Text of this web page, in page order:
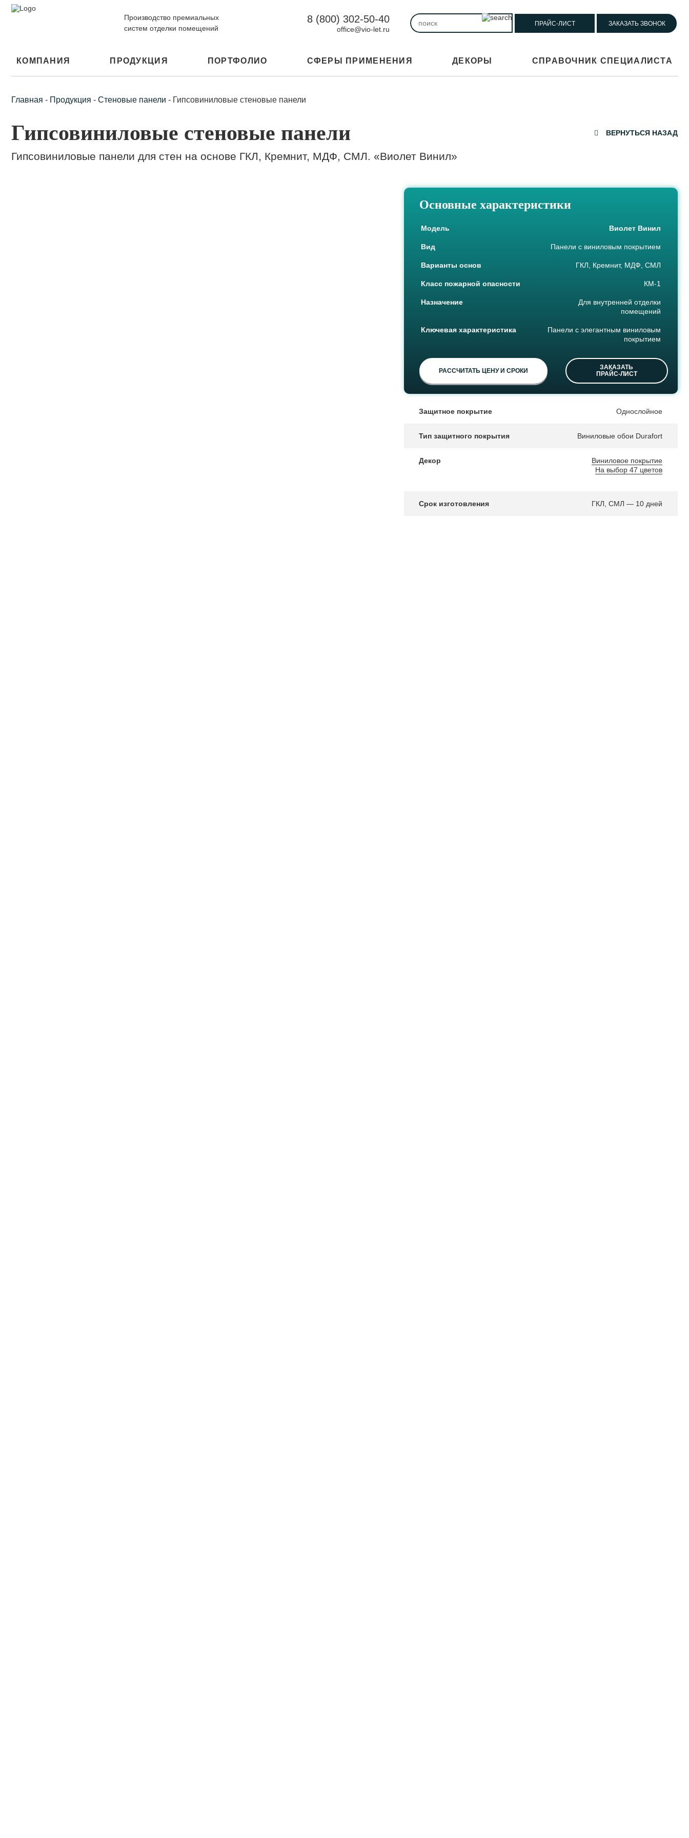
Производство премиальных
систем отделки помещений
8 (800) 302-50-40
office@vio-let.ru
ПРАЙС-ЛИСТ ЗАКАЗАТЬ ЗВОНОК
КОМПАНИЯ ПРОДУКЦИЯ ПОРТФОЛИО СФЕРЫ ПРИМЕНЕНИЯ ДЕКОРЫ СПРАВОЧНИК СПЕЦИАЛИСТА
Главная - Продукция - Стеновые панели - Гипсовиниловые стеновые панели
Гипсовиниловые стеновые панели ВЕРНУТЬСЯ НАЗАД
Гипсовиниловые панели для стен на основе ГКЛ, Кремнит, МДФ, СМЛ. «Виолет Винил»
Основные характеристики
Модель Виолет Винил
Вид Панели с виниловым покрытием
Варианты основ ГКЛ, Кремнит, МДФ, СМЛ
Класс пожарной опасности КМ-1
Назначение
Для внутренней отделки
помещений
Ключевая характеристика
Панели с элегантным виниловым
покрытием
РАССЧИТАТЬ ЦЕНУ И СРОКИ
ЗАКАЗАТЬ
ПРАЙС-ЛИСТ
Защитное покрытие Однослойное
Тип защитного покрытия Виниловые обои Durafort
Декор
Виниловое покрытие
На выбор 47 цветов
Срок изготовления ГКЛ, СМЛ — 10 дней